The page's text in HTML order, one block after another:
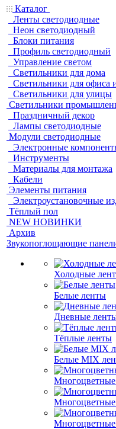
Каталог
Ленты светодиодные
Неон светодиодный
Блоки питания
Профиль светодиодный
Управление светом
Светильники для дома
Светильники для
Светильники для улицы
Светильники
Праздничный декор
Лампы светодиодные
Модули светодиодные
Электронные
Инструменты
Материалы для монтажа
Кабели
Элементы питания
Электроустановочные
Тёплый пол
NEW НОВИНКИ
Архив
Звукопоглощающие
Холодные
Белые ленты
Дневные
Тёплые ленты
Белые MIX